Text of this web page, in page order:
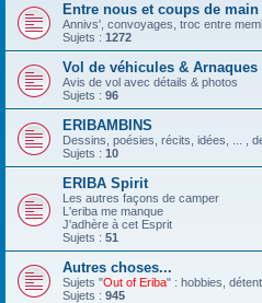
Entre nous et coups de main
Annivs', convoyages, troc entre
Sujets : 1272
Vol de véhicules & Arnaques
Avis de vol avec détails & photos
Sujets : 96
ERIBAMBINS
Dessins, poésies, récits, idées, ... ,
Sujets : 10
ERIBA Spirit
Les autres façons de camper
L'eriba me manque
J'adhère à cet Esprit
Sujets : 51
Autres choses...
Sujets "Out of Eriba" : hobbies,
Sujets : 945